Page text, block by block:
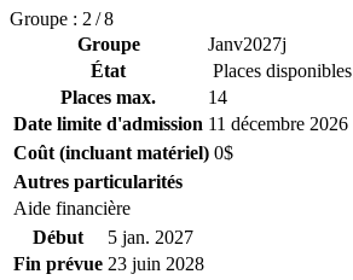
Groupe : 2 / 8
Groupe
Janv2027j
État
Places disponibles
Places max.
14
Date limite d'admission 11 décembre 2026
Coût (incluant matériel) 0$
Autres particularités
Aide financière
Début
5 jan. 2027
Fin prévue 23 juin 2028